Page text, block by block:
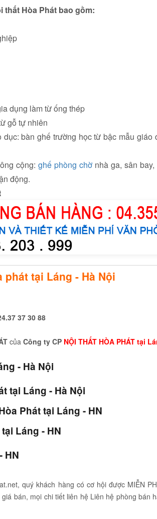
thất Hòa Phát bao gồm:
dụng làm từ ống thép
gỗ tự nhiên
bàn ghế trường học từ bậc mẫu giáo
cộng: ghế phòng chờ nhà ga, sân
động.
phát tại Láng - Hà Nội
37 30 88
của Công ty CP NỘI THẤT HÒA PHÁT tại
- Hà Nội
tại Láng - Hà Nội
Phát tại Láng - HN
Láng - HN
HN
quý khách hàng có cơ hội được MIỄN
bán, mọi chi tiết liên hệ Liên hệ phòng bán